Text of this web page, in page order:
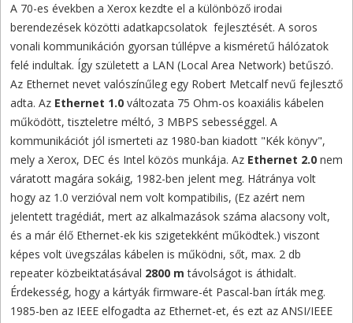
A 70-es években a Xerox kezdte el a különböző irodai
berendezések közötti adatkapcsolatok fejlesztését. A soros
vonali kommunikáción gyorsan túllépve a kisméretű hálózatok
felé indultak. Így született a LAN (Local Area Network) betűszó.
Az Ethernet nevet valószínűleg egy Robert Metcalf nevű fejlesztő
adta. Az Ethernet 1.0 változata 75 Ohm-os koaxiális kábelen
működött, tiszteletre méltó, 3 MBPS sebességgel. A
kommunikációt jól ismerteti az 1980-ban kiadott "Kék könyv",
mely a Xerox, DEC és Intel közös munkája. Az Ethernet 2.0 nem
váratott magára sokáig, 1982-ben jelent meg. Hátránya volt
hogy az 1.0 verzióval nem volt kompatibilis, (Ez azért nem
jelentett tragédiát, mert az alkalmazások száma alacsony volt,
és a már élő Ethernet-ek kis szigetekként működtek.) viszont
képes volt üvegszálas kábelen is működni, sőt, max. 2 db
repeater közbeiktatásával 2800 m távolságot is áthidalt.
Érdekesség, hogy a kártyák firmware-ét Pascal-ban írták meg.
1985-ben az IEEE elfogadta az Ethernet-et, és ezt az ANSI/IEEE